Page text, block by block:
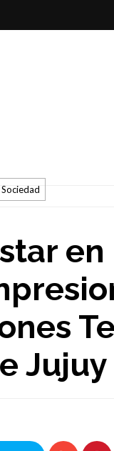
Sociedad
en
Jujuy